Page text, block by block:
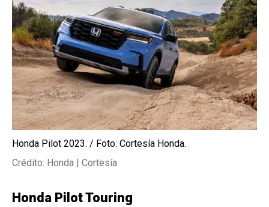
Honda Pilot 2023. / Foto: Cortesía Honda.
Crédito: Honda | Cortesía
Honda Pilot Touring